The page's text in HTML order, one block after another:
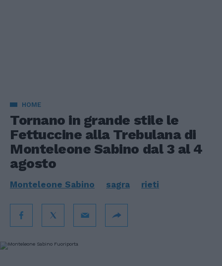
HOME
Tornano in grande stile le
Fettuccine alla Trebulana di
Monteleone Sabino dal 3 al 4
agosto
Monteleone Sabino sagra rieti